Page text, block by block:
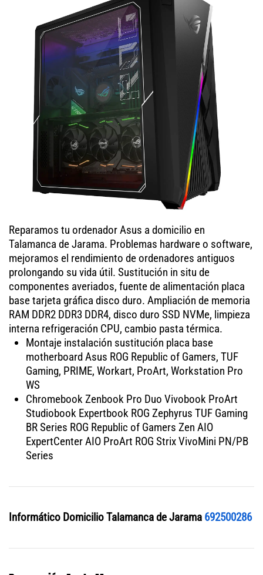
Reparamos tu ordenador Asus a domicilio en
Talamanca de Jarama. Problemas hardware o software,
mejoramos el rendimiento de ordenadores antiguos
prolongando su vida útil. Sustitución in situ de
componentes averiados, fuente de alimentación placa
base tarjeta gráfica disco duro. Ampliación de memoria
RAM DDR2 DDR3 DDR4, disco duro SSD NVMe, limpieza
interna refrigeración CPU, cambio pasta térmica.
Montaje instalación sustitución placa base
motherboard Asus ROG Republic of Gamers, TUF
Gaming, PRIME, Workart, ProArt, Workstation Pro
WS
Chromebook Zenbook Pro Duo Vivobook ProArt
Studiobook Expertbook ROG Zephyrus TUF Gaming
BR Series ROG Republic of Gamers Zen AIO
ExpertCenter AIO ProArt ROG Strix VivoMini PN/PB
Series
Informático Domicilio Talamanca de Jarama 692500286